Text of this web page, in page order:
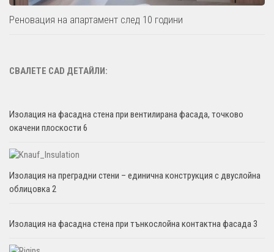
Реновация на апартамент след 10 години
СВАЛЕТЕ CAD ДЕТАЙЛИ:
Изолация на фасадна стена при вентилирана фасада, точково
окачени плоскости 6
Изолация на преградни стени – единична конструкция с двуслойна
облицовка 2
Изолация на фасадна стена при тънкослойна контактна фасада 3